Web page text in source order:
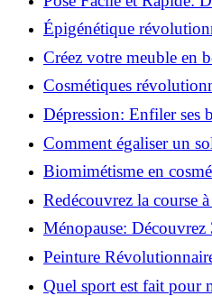
Monter des Carreaux de
Épigénétique
pour transformer votre
Créez votre meuble en
pour débutants!
Cosmétiques
comment les fermes
beauté!
Dépression: Enfiler ses
solution!
Comment égaliser un
infaillibles pour réussir !
Biomimétisme en
la nature inspire l'avenir
Redécouvrez la course
pour reprendre!
Ménopause: Découvrez
les bouffées de chaleur!
Peinture
Deux Couleurs Sur Une
Quel sport est fait pour